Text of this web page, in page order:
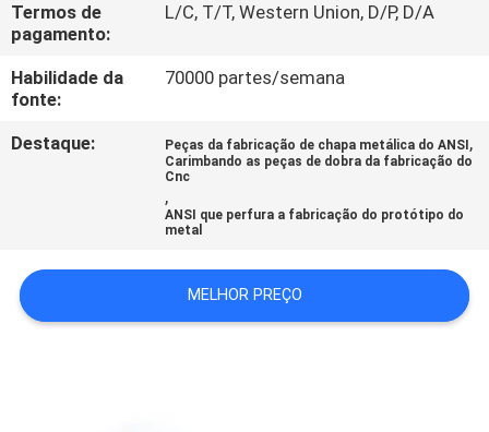
NOTÍCIAS
SOLICITE
UM
ORÇAMENTO
DO
SITE
Termos de
pagamento:
L/C, T/T, Western Union, D/P, D/A
Habilidade da
fonte:
70000 partes/semana
Destaque: Peças da fabricação de chapa metálica do ANSI ,
Carimbando as peças de dobra da fabricação do
Cnc
,
ANSI que perfura a fabricação do protótipo do
metal
MELHOR PREÇO